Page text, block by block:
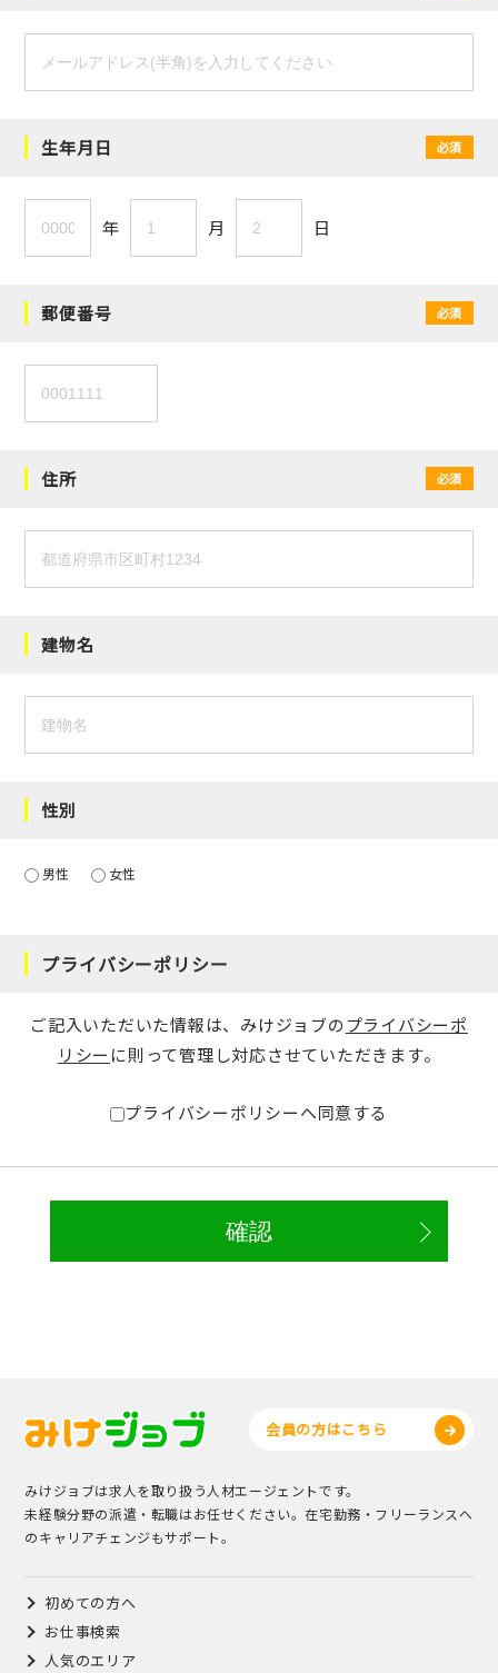
生年月日 必須
年 月 日
郵便番号 必須
住所 必須
建物名
性別
男性 女性
プライバシーポリシー
ご記入いただいた情報は、みけジョブのプライバシーポ
リシー に則って管理し対応させていただきます。
プライバシーポリシーへ同意する
会員の方はこちら
みけジョブは求人を取り扱う人材エージェントです。
未経験分野の派遣・転職はお任せください。在宅勤務・フリーランスへ
のキャリアチェンジもサポート。
初めての方へ
お仕事検索
人気のエリア